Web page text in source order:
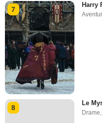
7
Harry
8
Le
Drame